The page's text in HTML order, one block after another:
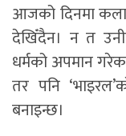
आजको दिनमा
देखिँदैन। न त
धर्मको अपमान
तर पनि
बनाइन्छ।